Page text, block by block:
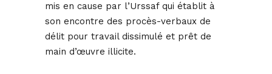
mis en cause par l’Urssaf qui établit à
son encontre des procès-verbaux de
délit pour travail dissimulé et prêt de
main d’œuvre illicite.